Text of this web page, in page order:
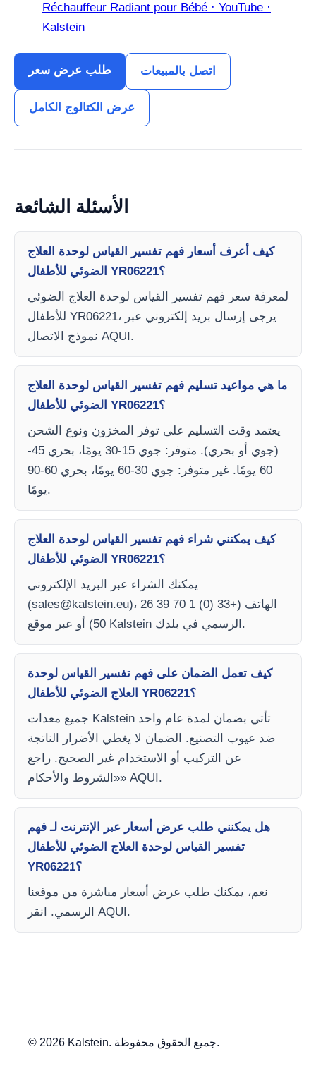
Réchauffeur Radiant pour Bébé · YouTube ·
Kalstein
طلب عرض سعر اتصل بالمبيعات
عرض الكتالوج الكامل
الأسئلة الشائعة
كيف أعرف أسعار فهم تفسير القياس لوحدة العلاج
الضوئي للأطفال YR06221؟
لمعرفة سعر فهم تفسير القياس لوحدة العلاج الضوئي
للأطفال YR06221، يرجى إرسال بريد إلكتروني عبر
نموذج الاتصال AQUI.
ما هي مواعيد تسليم فهم تفسير القياس لوحدة العلاج
الضوئي للأطفال YR06221؟
يعتمد وقت التسليم على توفر المخزون ونوع الشحن
(جوي أو بحري). متوفر: جوي 15-30 يومًا، بحري 45-
60 يومًا. غير متوفر: جوي 30-60 يومًا، بحري 60-90
يومًا.
كيف يمكنني شراء فهم تفسير القياس لوحدة العلاج
الضوئي للأطفال YR06221؟
يمكنك الشراء عبر البريد الإلكتروني
(sales@kalstein.eu)، الهاتف (+33 (0) 1 70 39 26
50) أو عبر موقع Kalstein الرسمي في بلدك.
كيف تعمل الضمان على فهم تفسير القياس لوحدة
العلاج الضوئي للأطفال YR06221؟
جميع معدات Kalstein تأتي بضمان لمدة عام واحد
ضد عيوب التصنيع. الضمان لا يغطي الأضرار الناتجة
عن التركيب أو الاستخدام غير الصحيح. راجع
«الشروط والأحكام» AQUI.
هل يمكنني طلب عرض أسعار عبر الإنترنت لـ فهم
تفسير القياس لوحدة العلاج الضوئي للأطفال
YR06221؟
نعم، يمكنك طلب عرض أسعار مباشرة من موقعنا
الرسمي. انقر AQUI.
© 2026 Kalstein. جميع الحقوق محفوظة.